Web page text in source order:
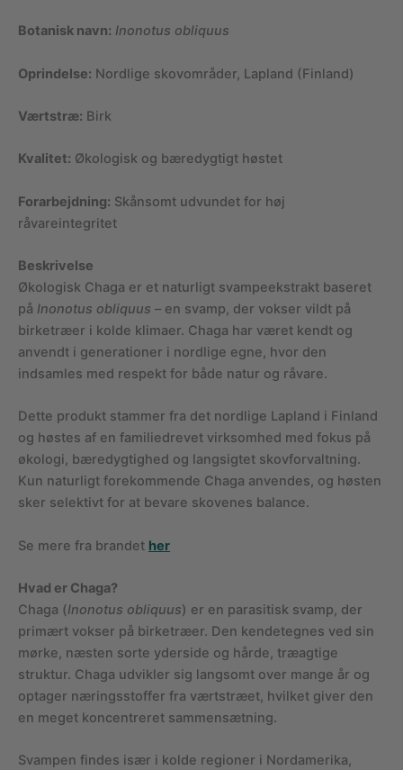
Botanisk navn: Inonotus obliquus
Oprindelse: Nordlige skovområder, Lapland (Finland)
Værtstræ: Birk
Kvalitet: Økologisk og bæredygtigt høstet
Forarbejdning: Skånsomt udvundet for høj
råvareintegritet
Beskrivelse
Økologisk Chaga er et naturligt svampeekstrakt baseret
på Inonotus obliquus – en svamp, der vokser vildt på
birketræer i kolde klimaer. Chaga har været kendt og
anvendt i generationer i nordlige egne, hvor den
indsamles med respekt for både natur og råvare.
Dette produkt stammer fra det nordlige Lapland i Finland
og høstes af en familiedrevet virksomhed med fokus på
økologi, bæredygtighed og langsigtet skovforvaltning.
Kun naturligt forekommende Chaga anvendes, og høsten
sker selektivt for at bevare skovenes balance.
Se mere fra brandet her
Hvad er Chaga?
Chaga (Inonotus obliquus) er en parasitisk svamp, der
primært vokser på birketræer. Den kendetegnes ved sin
mørke, næsten sorte yderside og hårde, træagtige
struktur. Chaga udvikler sig langsomt over mange år og
optager næringsstoffer fra værts­træet, hvilket giver den
en meget koncentreret sammensætning.
Svampen findes især i kolde regioner i Nordamerika,